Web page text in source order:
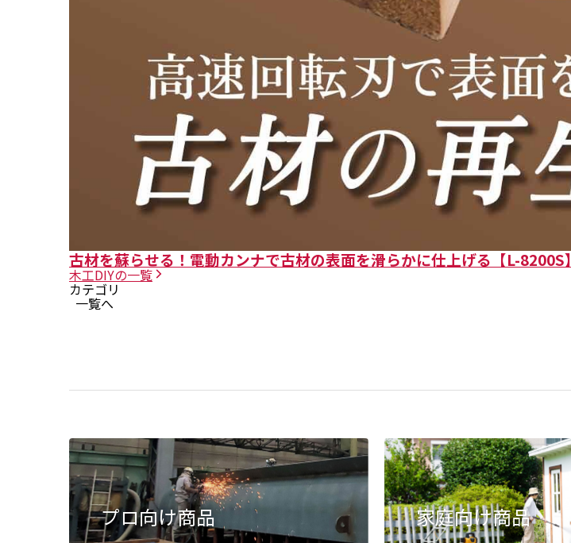
古材を蘇らせる！電動カンナで古材の表面を滑らかに仕上げる【L-8200S】
木工DIYの一覧
カテゴリ
一覧へ
プロ向け商品 家庭向け商品